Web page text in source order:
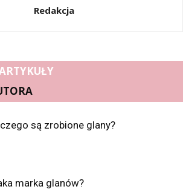
Redakcja
są zrobione glany?
marka glanów?